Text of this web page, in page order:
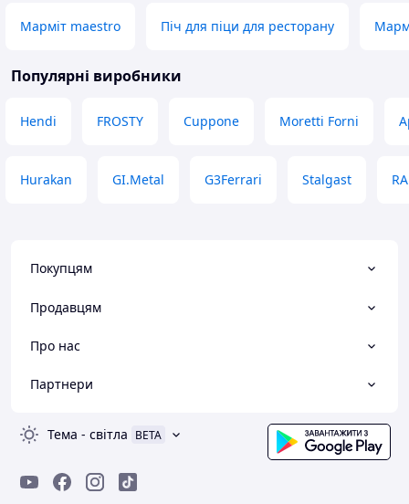
Марміт maestro Піч для піци для ресторану
Популярні виробники
Hendi FROSTY Cuppone Moretti Forni
Hurakan GI.Metal G3Ferrari Stalgast
Покупцям
Продавцям
Про нас
Партнери
Тема - світла BETA